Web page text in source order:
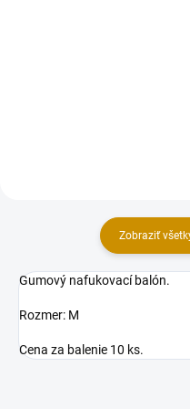
Zobraziť
Gumový nafukovací balón.
Rozmer: M
Cena za balenie 10 ks.